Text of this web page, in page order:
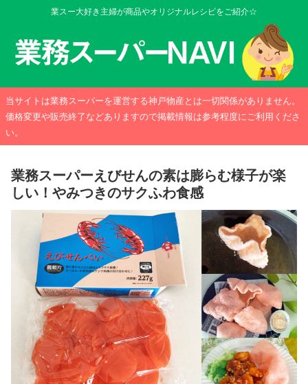
業スー大好き主婦が商品やオリジナルレシピをご紹介☆
当サイトは業務スーパーを運営する神戸物産とは一切関係がありません。
価格変更や販売終了などありますので掲載情報は参考程度にご利用くださ
い。
業務スーパーえびせんの素は膨らむ様子が楽
しい！やみつきのサクふわ食感